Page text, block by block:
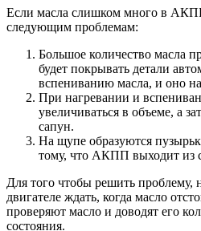
Если масла слишком много в
следующим проблемам:
Большое количество масла
будет покрывать детали
вспениванию масла, и оно
При нагревании и
увеличиваться в объеме, а
сапун.
На щупе образуются
тому, что АКПП выходит из
Для того чтобы решить
двигателе ждать, когда масло
проверяют масло и доводят его
состояния.